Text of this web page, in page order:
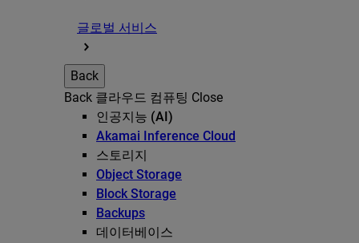
글로벌 서비스
Back
Back 클라우드 컴퓨팅 Close
인공지능 (AI)
Akamai Inference Cloud
스토리지
Object Storage
Block Storage
Backups
데이터베이스